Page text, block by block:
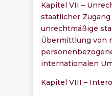
Kapitel VII –
staatlicher Zugang
unrechtmäßige
Übermittlung von
internationalen
Kapitel VIII –